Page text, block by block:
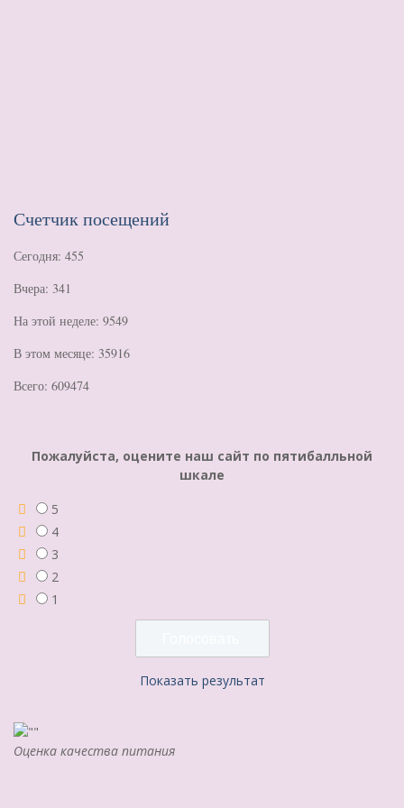
Счетчик посещений
Сегодня: 455
Вчера: 341
На этой неделе: 9549
В этом месяце: 35916
Всего: 609474
Пожалуйста, оцените наш сайт по пятибалльной
шкале
5
4
3
2
1
Показать результат
Оценка качества питания